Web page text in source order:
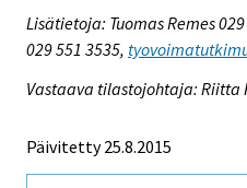
Lisätietoja: Tuomas Remes
029 551 3535,
Vastaava tilastojohtaja: Riitta
Päivitetty 25.8.2015